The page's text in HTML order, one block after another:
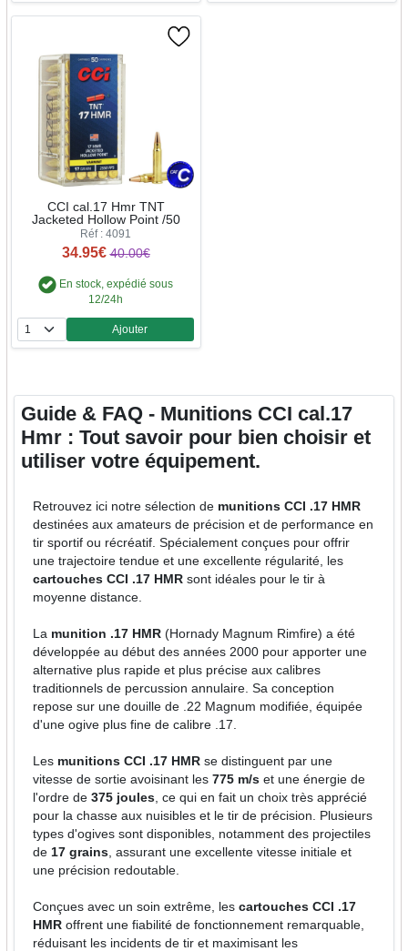
CCI cal.17 Hmr TNT
Jacketed Hollow Point /50
Réf : 4091
34.95€ 40.00€
En stock, expédié sous
12/24h
Quantité
Ajouter
Guide & FAQ - Munitions CCI cal.17
Hmr : Tout savoir pour bien choisir et
utiliser votre équipement.
Retrouvez ici notre sélection de munitions CCI .17 HMR
destinées aux amateurs de précision et de performance en
tir sportif ou récréatif. Spécialement conçues pour offrir
une trajectoire tendue et une excellente régularité, les
cartouches CCI .17 HMR sont idéales pour le tir à
moyenne distance.
La munition .17 HMR (Hornady Magnum Rimfire) a été
développée au début des années 2000 pour apporter une
alternative plus rapide et plus précise aux calibres
traditionnels de percussion annulaire. Sa conception
repose sur une douille de .22 Magnum modifiée, équipée
d'une ogive plus fine de calibre .17.
Les munitions CCI .17 HMR se distinguent par une
vitesse de sortie avoisinant les775 m/s et une énergie de
l'ordre de375 joules , ce qui en fait un choix très apprécié
pour la chasse aux nuisibles et le tir de précision. Plusieurs
types d'ogives sont disponibles, notamment des projectiles
de 17 grains , assurant une excellente vitesse initiale et
une précision redoutable.
Conçues avec un soin extrême, lescartouches CCI .17
HMR offrent une fiabilité de fonctionnement remarquable,
réduisant les incidents de tir et maximisant les